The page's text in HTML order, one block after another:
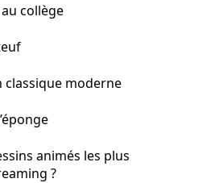
collège
classique moderne
animés les plus
?